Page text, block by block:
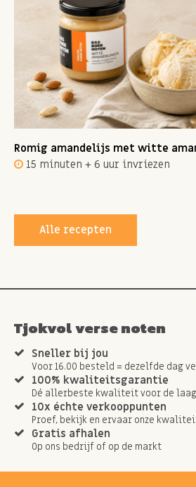
Romig amandelijs met witte
15 minuten + 6 uur invriezen
Alle recepten
Tjokvol verse noten
Sneller bij jou
Voor 16.00 besteld = dezelfde dag
100% kwaliteitsgarantie
Dé allerbeste kwaliteit voor de
10x échte verkooppunten
Proef, bekijk en ervaar onze
Gratis afhalen
Op ons bedrijf of op de markt